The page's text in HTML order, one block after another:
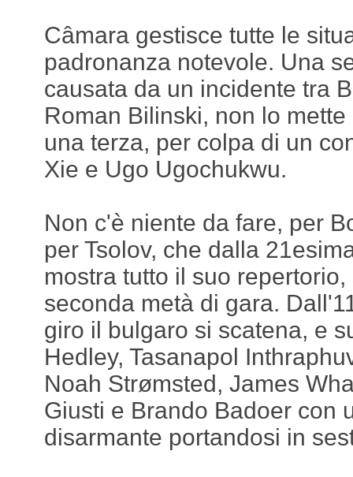
Câmara gestisce tutte le
padronanza notevole. Una
causata da un incidente tra
Roman Bilinski, non lo
una terza, per colpa di un
Xie e Ugo Ugochukwu.
Non c'è niente da fare, per
per Tsolov, che dalla
mostra tutto il suo
seconda metà di gara.
giro il bulgaro si scatena, e
Hedley, Tasanapol
Noah Strømsted, James
Giusti e Brando Badoer con
disarmante portandosi in